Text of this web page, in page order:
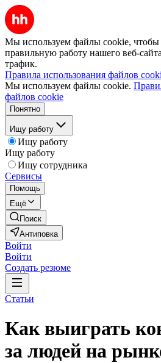
Мы используем файлы cookie, чтобы
правильную работу нашего веб-
трафик.
Правила использования файлов
Мы используем файлы cookie.
файлов cookie
Понятно
Ищу работу
Ищу работу
Ищу работу
Ищу сотрудника
Сервисы
Помощь
Ещё
Поиск
Антиповка
Войти
Войти
Создать резюме
Статьи
Как выиграть
за людей на